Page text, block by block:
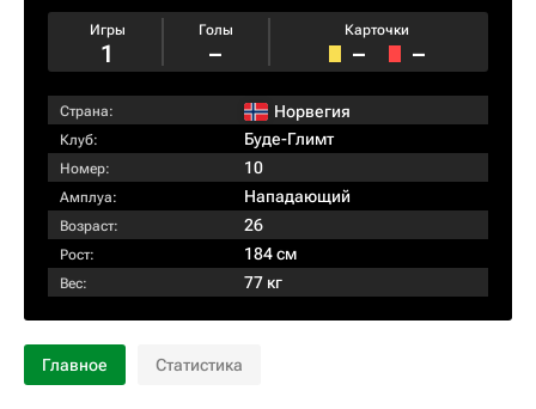
Игры
1
Голы
–
Карточки
– –
Страна: Норвегия
Клуб: Буде-Глимт
Номер: 10
Амплуа: Нападающий
Возраст: 26
Рост: 184 см
Вес: 77 кг
Главное Статистика